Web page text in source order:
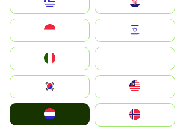
South Korea